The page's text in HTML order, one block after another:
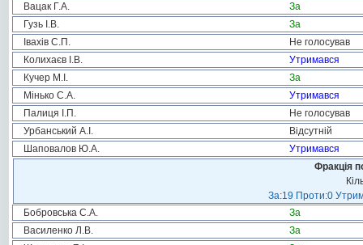
Вацак Г.А.
За
Гузь І.В.
За
Івахів С.П.
Не голосував
Колихаєв І.В.
Утримався
Кучер М.І.
За
Мінько С.А.
Утримався
Палиця І.П.
Не голосував
Урбанський А.І.
Відсутній
Шаповалов Ю.А.
Утримався
Фракція
За:19 Проти:0
Бобровська С.А.
За
Василенко Л.В.
За